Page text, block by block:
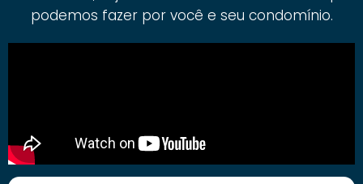
podemos fazer por você e seu condomínio.